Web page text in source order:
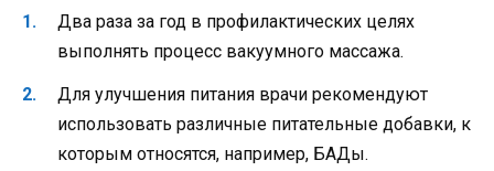
Два раза за год в профилактических целях
выполнять процесс вакуумного массажа.
Для улучшения питания врачи рекомендуют
использовать различные питательные добавки, к
которым относятся, например, БАДы.